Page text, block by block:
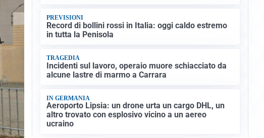
PREVISIONI
Record di bollini rossi in Italia: oggi caldo estremo
in tutta la Penisola
TRAGEDIA
Incidenti sul lavoro, operaio muore schiacciato da
alcune lastre di marmo a Carrara
IN GERMANIA
Aeroporto Lipsia: un drone urta un cargo DHL, un
altro trovato con esplosivo vicino a un aereo
ucraino